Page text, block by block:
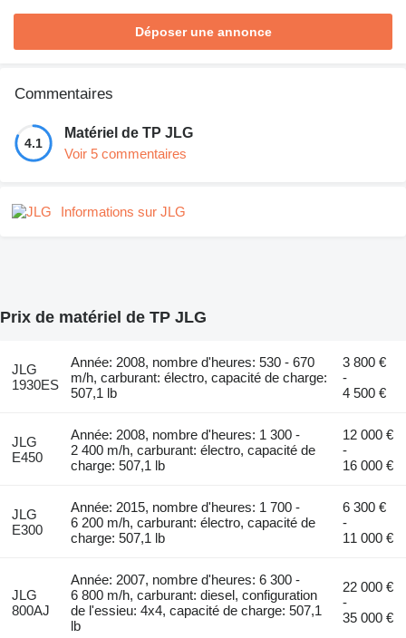
Déposer une annonce
Commentaires
4.1
Matériel de TP JLG
Voir 5 commentaires
Informations sur JLG
Prix de matériel de TP JLG
JLG
1930ES
Année: 2008, nombre d'heures: 530 - 670
m/h, carburant: électro, capacité de charge:
507,1 lb
3 800 €
-
4 500 €
JLG
E450
Année: 2008, nombre d'heures: 1 300 -
2 400 m/h, carburant: électro, capacité de
charge: 507,1 lb
12 000 €
-
16 000 €
JLG
E300
Année: 2015, nombre d'heures: 1 700 -
6 200 m/h, carburant: électro, capacité de
charge: 507,1 lb
6 300 €
-
11 000 €
JLG
800AJ
Année: 2007, nombre d'heures: 6 300 -
6 800 m/h, carburant: diesel, configuration
de l'essieu: 4x4, capacité de charge: 507,1
lb
22 000 €
-
35 000 €